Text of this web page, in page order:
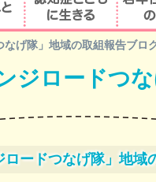
家族を支え
ャー
認知症とともに生
きる
若年性
相談窓
若年
諸問
ポイ
なげ隊」地域の取組報告ブロ
ジロードつ
ロードつなげ隊」地